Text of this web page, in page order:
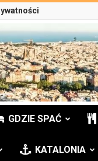
GDZIE SPAĆ
KATALONIA